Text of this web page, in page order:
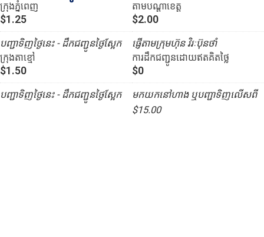
ក្រុងភ្នំពេញ
$1.25
បញ្ជាទិញថ្ងៃនេះ - ដឹកជញ្ជូនថ្ងៃស្អែក
ក្រុងតាខ្មៅ
$1.50
បញ្ជាទិញថ្ងៃនេះ - ដឹកជញ្ជូនថ្ងៃស្អែក
តាមបណ្ដាខេត្ត
$2.00
ផ្ញើតាមក្រុមហ៊ុន វិរៈប៊ុនថាំ
ការដឹកជញ្ជូនដោយឥតគិតថ្លៃ
$0
មកយកនៅហាង ឬបញ្ជាទិញលើសពី
$15.00